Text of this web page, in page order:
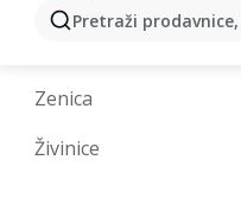
Pretraži
Zenica
Živinice